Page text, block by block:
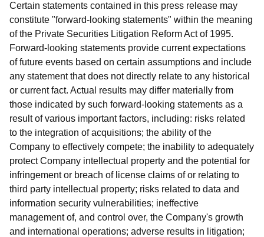
Certain statements contained in this press release may
constitute forward-looking statements within the meaning
of the Private Securities Litigation Reform Act of 1995.
Forward-looking statements provide current expectations
of future events based on certain assumptions and include
any statement that does not directly relate to any historical
or current fact. Actual results may differ materially from
those indicated by such forward-looking statements as a
result of various important factors, including: risks related
to the integration of acquisitions; the ability of the
Company to effectively compete; the inability to adequately
protect Company intellectual property and the potential for
infringement or breach of license claims of or relating to
third party intellectual property; risks related to data and
information security vulnerabilities; ineffective
management of, and control over, the Company's growth
and international operations; adverse results in litigation;